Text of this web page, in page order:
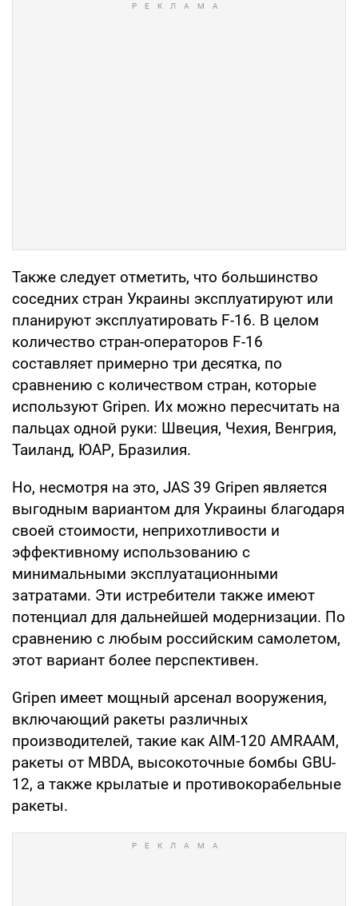
Также следует отметить, что большинство
соседних стран Украины эксплуатируют или
планируют эксплуатировать F-16. В целом
количество стран-операторов F-16
составляет примерно три десятка, по
сравнению с количеством стран, которые
используют Gripen. Их можно пересчитать на
пальцах одной руки: Швеция, Чехия, Венгрия,
Таиланд, ЮАР, Бразилия.
Но, несмотря на это, JAS 39 Gripen является
выгодным вариантом для Украины благодаря
своей стоимости, неприхотливости и
эффективному использованию с
минимальными эксплуатационными
затратами. Эти истребители также имеют
потенциал для дальнейшей модернизации. По
сравнению с любым российским самолетом,
этот вариант более перспективен.
Gripen имеет мощный арсенал вооружения,
включающий ракеты различных
производителей, такие как AIM-120 AMRAAM,
ракеты от MBDA, высокоточные бомбы GBU-
12, а также крылатые и противокорабельные
ракеты.